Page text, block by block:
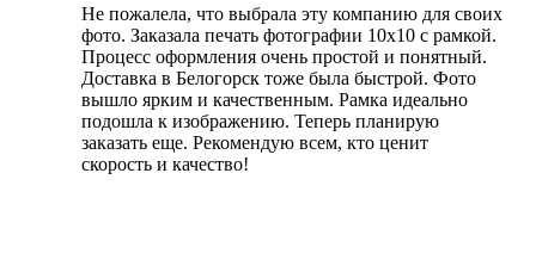
Не пожалела, что выбрала эту компанию для своих
фото. Заказала печать фотографии 10х10 с рамкой.
Процесс оформления очень простой и понятный.
Доставка в Белогорск тоже была быстрой. Фото
вышло ярким и качественным. Рамка идеально
подошла к изображению. Теперь планирую
заказать еще. Рекомендую всем, кто ценит
скорость и качество!